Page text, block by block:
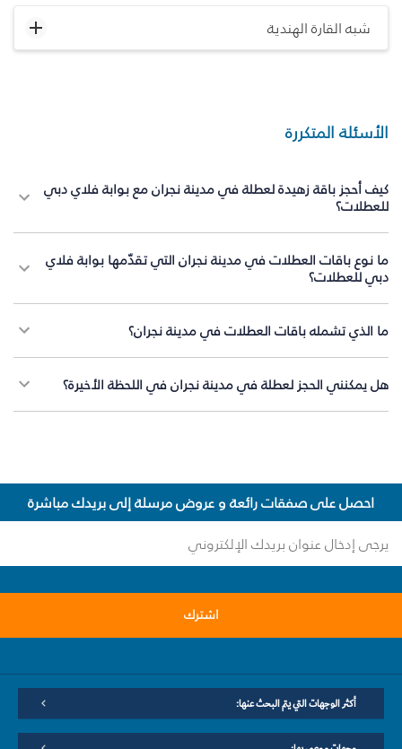
شبه القارة الهندية
الأسئلة المتكررة
كيف أحجز باقة زهيدة لعطلة في مدينة نجران مع بوابة فلاي دبي
للعطلات؟
ما نوع باقات العطلات في مدينة نجران التي تقدّمها بوابة فلاي
دبي للعطلات؟
ما الذي تشمله باقات العطلات في مدينة نجران؟
هل يمكنني الحجز لعطلة في مدينة نجران في اللحظة الأخيرة؟
احصل على صفقات رائعة و عروض مرسلة إلى بريدك مباشرة
اشترك
أكثر الوجهات التي يتم البحث عنها: